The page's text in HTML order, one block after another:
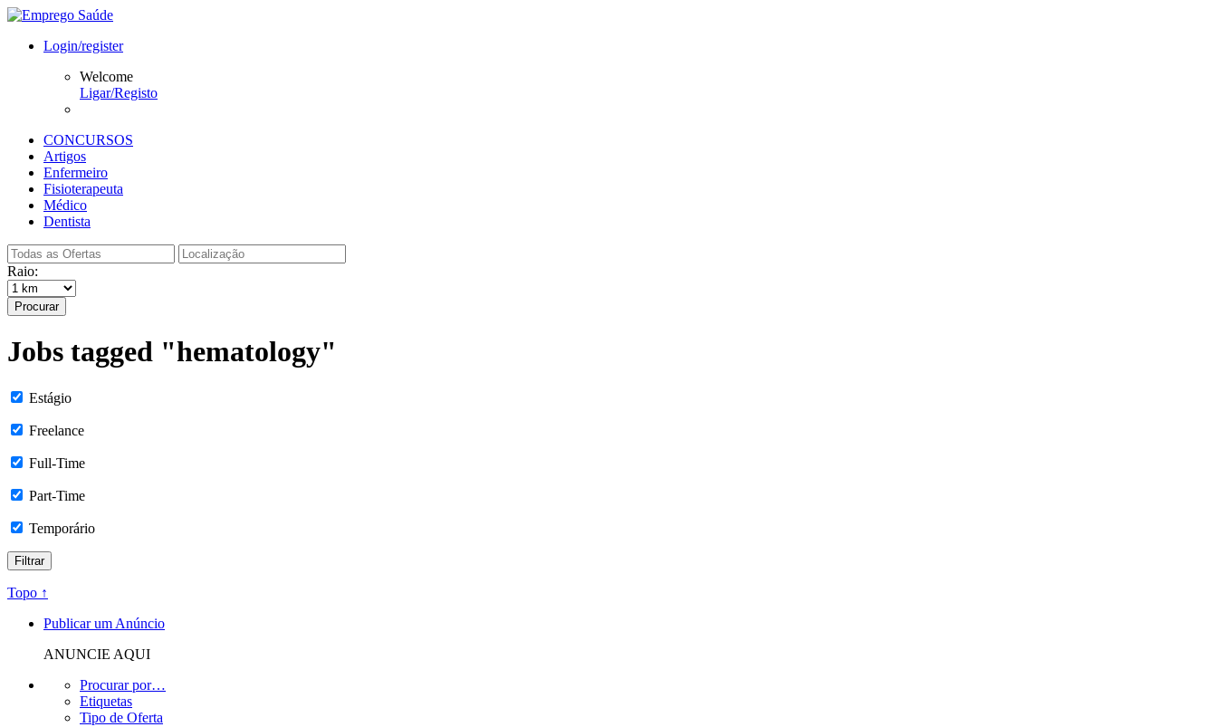
Login/register
Welcome
Ligar/Registo
CONCURSOS
Artigos
Enfermeiro
Fisioterapeuta
Médico
Dentista
Raio:
Procurar
Jobs tagged "hematology"
Estágio
Freelance
Full-Time
Part-Time
Temporário
Topo ↑
Publicar um Anúncio
ANUNCIE AQUI
Procurar por…
Etiquetas
Tipo de Oferta